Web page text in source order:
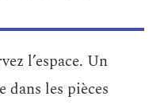
l’espace. Un
dans les pièces